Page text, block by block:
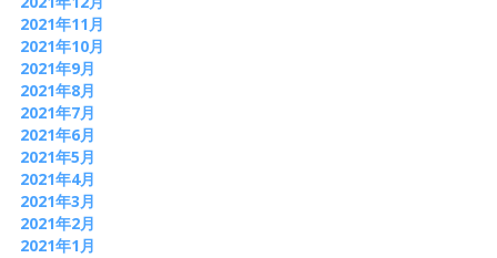
2021年11月
2021年10月
2021年9月
2021年8月
2021年7月
2021年6月
2021年5月
2021年4月
2021年3月
2021年2月
2021年1月